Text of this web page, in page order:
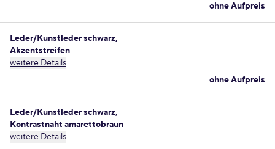
ohne Aufpreis
Leder/Kunstleder schwarz,
Akzentstreifen
weitere Details
ohne Aufpreis
Leder/Kunstleder schwarz,
Kontrastnaht amarettobraun
weitere Details